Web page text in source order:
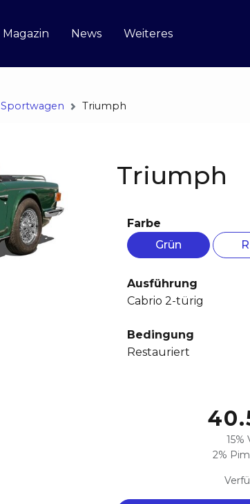
Magazin News Weiteres
Sportwagen Triumph
Triumph
Farbe
Grün
Ausführung
Cabrio 2-türig
Bedingung
Restauriert
15%
2%